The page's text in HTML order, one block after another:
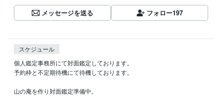
メッセージを送る フォロー197
スケジュール
個人鑑定事務所にて対面鑑定しております。
予約枠と不定期待機にて待機しております。
山の庵を作り対面鑑定準備中。